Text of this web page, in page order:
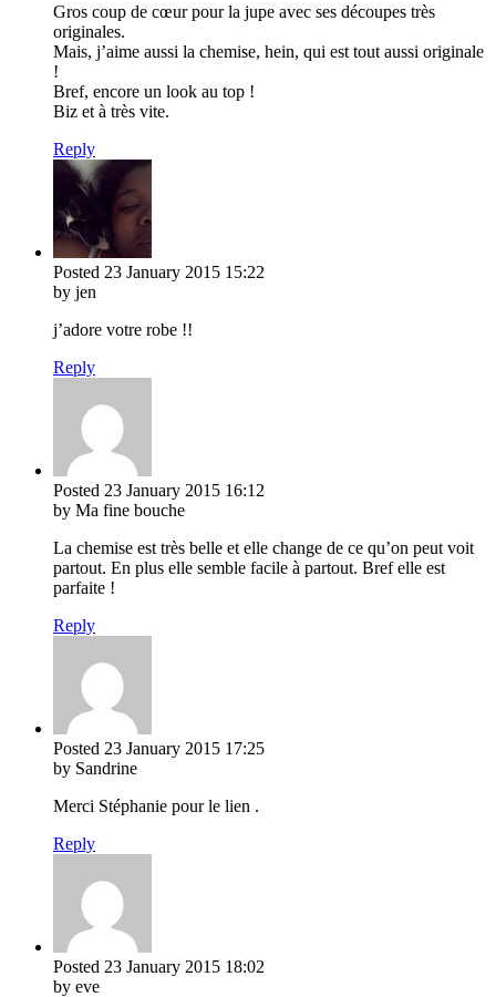
Gros coup de cœur pour la jupe avec ses découpes très
originales.
Mais, j’aime aussi la chemise, hein, qui est tout aussi originale
!
Bref, encore un look au top !
Biz et à très vite.
Reply
Posted 23 January 2015 15:22
by jen
j’adore votre robe !!
Reply
Posted 23 January 2015 16:12
by Ma fine bouche
La chemise est très belle et elle change de ce qu’on peut voit
partout. En plus elle semble facile à partout. Bref elle est
parfaite !
Reply
Posted 23 January 2015 17:25
by Sandrine
Merci Stéphanie pour le lien .
Reply
Posted 23 January 2015 18:02
by eve